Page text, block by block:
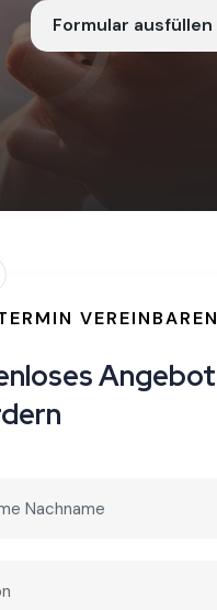
Formular ausfüllen
Formular ausfüllen
VEREINBAREN
Angebot